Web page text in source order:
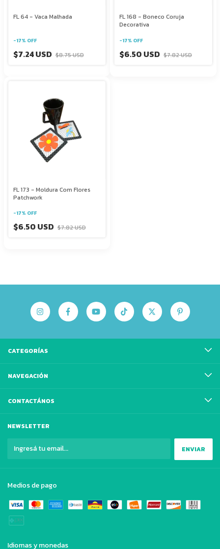
FL 64 - Vaca Malhada
-17% OFF
$7.24 USD $8.75 USD
FL 168 - Boneco Coruja
Decorativa
-17% OFF
$6.50 USD $7.82 USD
FL 173 - Moldura Com Flores
Patchwork
-17% OFF
$6.50 USD $7.82 USD
CATEGORÍAS
NAVEGACIÓN
CONTACTÁNOS
NEWSLETTER
Medios de pago
Idiomas y monedas